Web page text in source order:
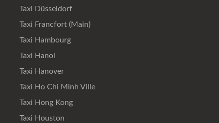
Taxi Düsseldorf
Taxi Francfort (Main)
Taxi Hambourg
Taxi Hanoi
Taxi Hanover
Taxi Ho Chi Minh Ville
Taxi Hong Kong
Taxi Houston